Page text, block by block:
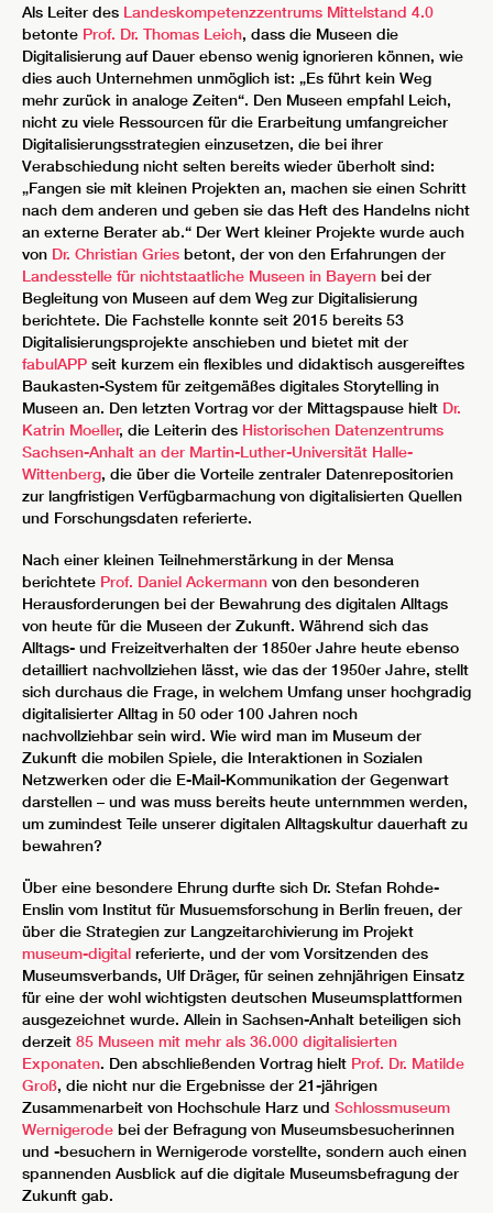
Als Leiter des Landeskompetenzzentrums Mittelstand 4.0
betonte Prof. Dr. Thomas Leich, dass die Museen die
Digitalisierung auf Dauer ebenso wenig ignorieren können, wie
dies auch Unternehmen unmöglich ist: „Es führt kein Weg
mehr zurück in analoge Zeiten“. Den Museen empfahl Leich,
nicht zu viele Ressourcen für die Erarbeitung umfangreicher
Digitalisierungsstrategien einzusetzen, die bei ihrer
Verabschiedung nicht selten bereits wieder überholt sind:
„Fangen sie mit kleinen Projekten an, machen sie einen Schritt
nach dem anderen und geben sie das Heft des Handelns nicht
an externe Berater ab.“ Der Wert kleiner Projekte wurde auch
von Dr. Christian Gries betont, der von den Erfahrungen der
Landesstelle für nichtstaatliche Museen in Bayern bei der
Begleitung von Museen auf dem Weg zur Digitalisierung
berichtete. Die Fachstelle konnte seit 2015 bereits 53
Digitalisierungsprojekte anschieben und bietet mit der
fabulAPP seit kurzem ein flexibles und didaktisch ausgereiftes
Baukasten-System für zeitgemäßes digitales Storytelling in
Museen an. Den letzten Vortrag vor der Mittagspause hielt Dr.
Katrin Moeller, die Leiterin des Historischen Datenzentrums
Sachsen-Anhalt an der Martin-Luther-Universität Halle-
Wittenberg, die über die Vorteile zentraler Datenrepositorien
zur langfristigen Verfügbarmachung von digitalisierten Quellen
und Forschungsdaten referierte.
Nach einer kleinen Teilnehmerstärkung in der Mensa
berichtete Prof. Daniel Ackermann von den besonderen
Herausforderungen bei der Bewahrung des digitalen Alltags
von heute für die Museen der Zukunft. Während sich das
Alltags- und Freizeitverhalten der 1850er Jahre heute ebenso
detailliert nachvollziehen lässt, wie das der 1950er Jahre, stellt
sich durchaus die Frage, in welchem Umfang unser hochgradig
digitalisierter Alltag in 50 oder 100 Jahren noch
nachvollziehbar sein wird. Wie wird man im Museum der
Zukunft die mobilen Spiele, die Interaktionen in Sozialen
Netzwerken oder die E-Mail-Kommunikation der Gegenwart
darstellen – und was muss bereits heute unternmmen werden,
um zumindest Teile unserer digitalen Alltagskultur dauerhaft zu
bewahren?
Über eine besondere Ehrung durfte sich Dr. Stefan Rohde-
Enslin vom Institut für Musuemsforschung in Berlin freuen, der
über die Strategien zur Langzeitarchivierung im Projekt
museum-digital referierte, und der vom Vorsitzenden des
Museumsverbands, Ulf Dräger, für seinen zehnjährigen Einsatz
für eine der wohl wichtigsten deutschen Museumsplattformen
ausgezeichnet wurde. Allein in Sachsen-Anhalt beteiligen sich
derzeit 85 Museen mit mehr als 36.000 digitalisierten
Exponaten. Den abschließenden Vortrag hielt Prof. Dr. Matilde
Groß, die nicht nur die Ergebnisse der 21-jährigen
Zusammenarbeit von Hochschule Harz und Schlossmuseum
Wernigerode bei der Befragung von Museumsbesucherinnen
und -besuchern in Wernigerode vorstellte, sondern auch einen
spannenden Ausblick auf die digitale Museumsbefragung der
Zukunft gab.